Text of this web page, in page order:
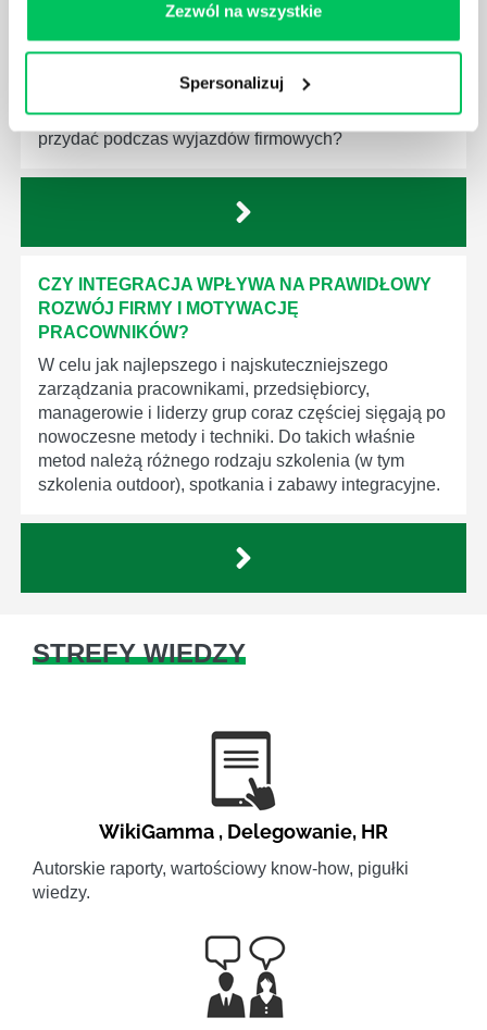
Zezwól na wszystkie
Spersonalizuj
mogą przybierać szkolenia integracyjne dla firm.
Kreatywność pod tym względem bywa naprawdę
jednak zawsze przyświecać idea team buildingu.
Czym on tak naprawdę jest i do czego może się
przydać podczas wyjazdów firmowych?
CZY INTEGRACJA WPŁYWA NA PRAWIDŁOWY
ROZWÓJ FIRMY I MOTYWACJĘ
PRACOWNIKÓW?
W celu jak najlepszego i najskuteczniejszego
zarządzania pracownikami, przedsiębiorcy,
managerowie i liderzy grup coraz częściej sięgają po
nowoczesne metody i techniki. Do takich właśnie
metod należą różnego rodzaju szkolenia (w tym
szkolenia outdoor), spotkania i zabawy integracyjne.
STREFY WIEDZY
WikiGamma , Delegowanie, HR
Autorskie raporty, wartościowy know-how, pigułki
wiedzy.